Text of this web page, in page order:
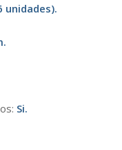
unidades).
Si.